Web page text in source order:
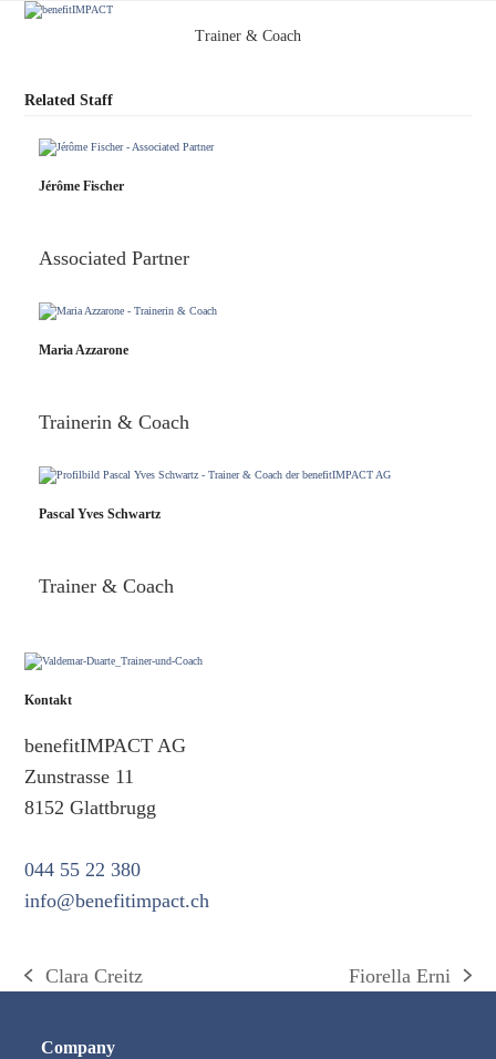
Open
menu
Close
menu
Trainer & Coach
Related Staff
Jérôme Fischer
Associated Partner
Maria Azzarone
Trainerin & Coach
Pascal Yves Schwartz
Trainer & Coach
Kontakt
benefitIMPACT AG
Zunstrasse 11
8152 Glattbrugg
044 55 22 380
info@benefitimpact.ch
vorheriger
Clara Creitz
Nächster
Fiorella Erni
Company